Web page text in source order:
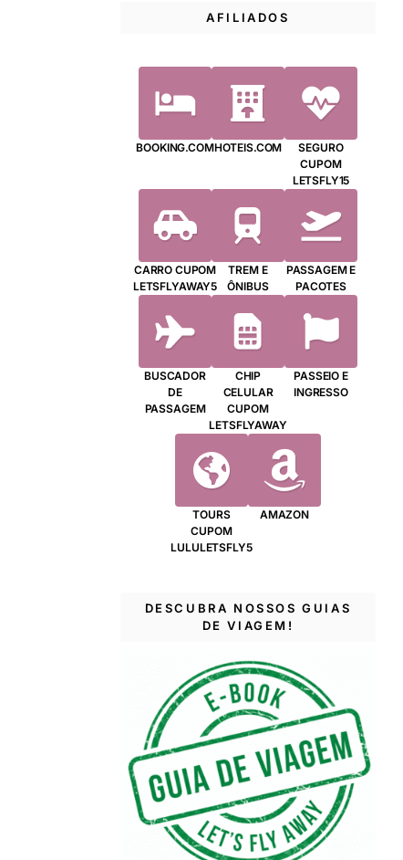
AFILIADOS
BOOKING.COMHOTEIS.COM
SEGURO
CUPOM
LETSFLY15
CARRO CUPOM
LETSFLYAWAY5
TREM E
ÔNIBUS
PASSAGEM E
PACOTES
BUSCADOR
DE
PASSAGEM
CHIP
CELULAR
CUPOM
LETSFLYAWAY
PASSEIO E
INGRESSO
TOURS
CUPOM
LULULETSFLY5
AMAZON
DESCUBRA NOSSOS GUIAS
DE VIAGEM!